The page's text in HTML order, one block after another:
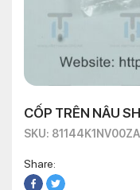
CỐP TRÊN NÂU
SKU: 81144K1NV00ZA
Share: